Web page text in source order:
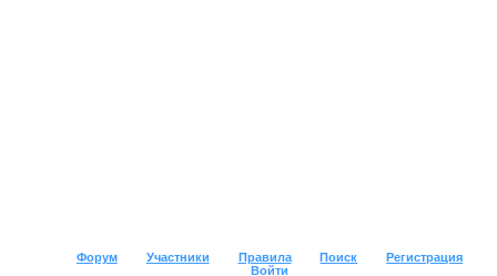
Форум Участники Правила Поиск
Регистрация
Войти